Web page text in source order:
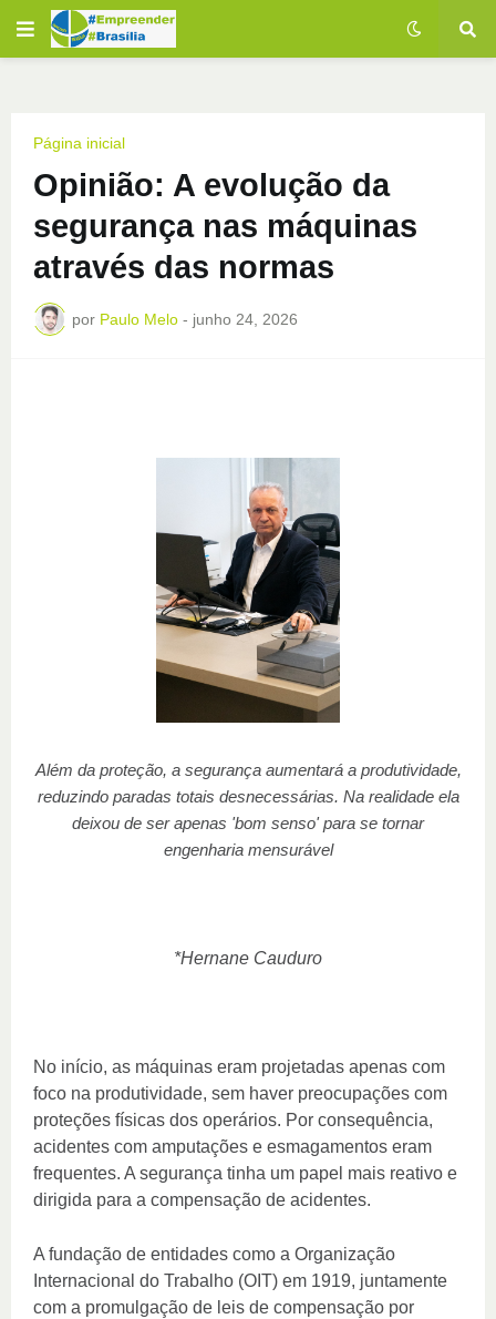
Página inicial
Opinião: A evolução da
segurança nas máquinas
através das normas
por Paulo Melo - junho 24, 2026
Além da proteção, a segurança aumentará a produtividade,
reduzindo paradas totais desnecessárias. Na realidade ela
deixou de ser apenas 'bom senso' para se tornar
engenharia mensurável
*Hernane Cauduro
No início, as máquinas eram projetadas apenas com
foco na produtividade, sem haver preocupações com
proteções físicas dos operários. Por consequência,
acidentes com amputações e esmagamentos eram
frequentes. A segurança tinha um papel mais reativo e
dirigida para a compensação de acidentes.
A fundação de entidades como a Organização
Internacional do Trabalho (OIT) em 1919, juntamente
com a promulgação de leis de compensação por